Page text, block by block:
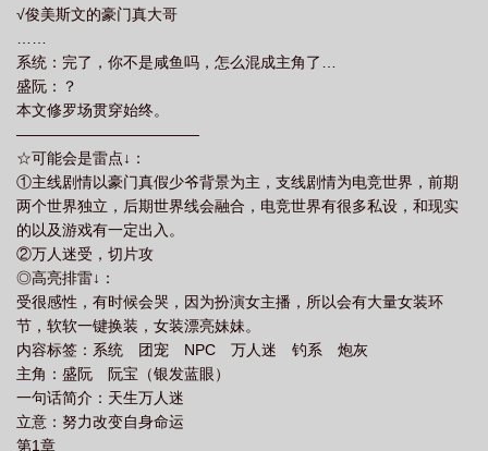
√俊美斯文的豪门真大哥
系统：完了，你不是咸鱼吗，怎么混成主角了…
盛阮：？
本文修罗场贯穿始终。
————————————
☆可能会是雷点↓：
①主线剧情以豪门真假少爷背景为主，支线剧情为电竞世界，前期
两个世界独立，后期世界线会融合，电竞世界有很多私设，和现实
的以及游戏有一定出入。
②万人迷受，切片攻
◎高亮排雷↓：
受很感性，有时候会哭，因为扮演女主播，所以会有大量女装环
节，软软一键换装，女装漂亮妹妹。
内容标签：系统 团宠 NPC 万人迷 钓系 炮灰
主角：盛阮 阮宝（银发蓝眼）
一句话简介：天生万人迷
立意：努力改变自身命运
第1章